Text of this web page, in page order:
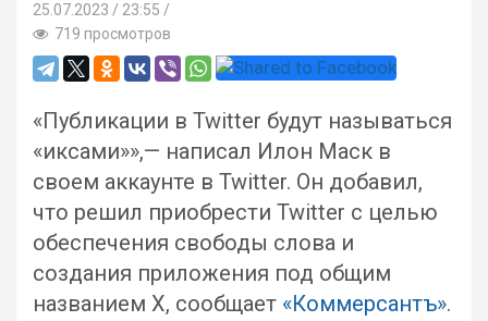
25.07.2023
23:55 /
719 просмотров
«Публикации в Twitter будут называться
«иксами»»,— написал Илон Маск в
своем аккаунте в Twitter. Он добавил,
что решил приобрести Twitter с целью
обеспечения свободы слова и
создания приложения под общим
названием X, сообщает «Коммерсантъ».